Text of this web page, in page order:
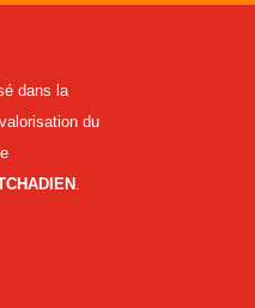
dans la
du